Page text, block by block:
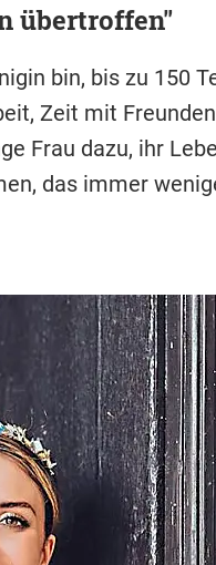
übertroffen"
bin, bis zu 150
Zeit mit
Frau dazu, ihr
das immer